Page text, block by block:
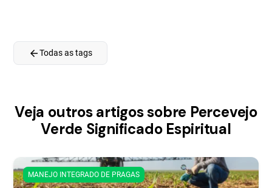
arrow_backTodas as tags
Veja outros artigos sobre Percevejo
Verde Significado Espiritual
MANEJO INTEGRADO DE PRAGAS